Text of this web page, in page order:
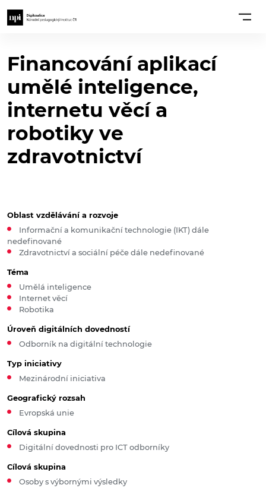
Financování aplikací
umělé inteligence,
internetu věcí a
robotiky ve
zdravotnictví
Oblast vzdělávání a rozvoje
Informační a komunikační technologie (IKT) dále
nedefinované
Zdravotnictví a sociální péče dále nedefinované
Téma
Umělá inteligence
Internet věcí
Robotika
Úroveň digitálních dovedností
Odborník na digitální technologie
Typ iniciativy
Mezinárodní iniciativa
Geografický rozsah
Evropská unie
Cílová skupina
Digitální dovednosti pro ICT odborníky
Cílová skupina
Osoby s výbornými výsledky